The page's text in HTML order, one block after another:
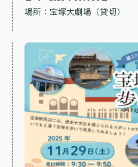
場所： 宝塚大劇場（貸切）